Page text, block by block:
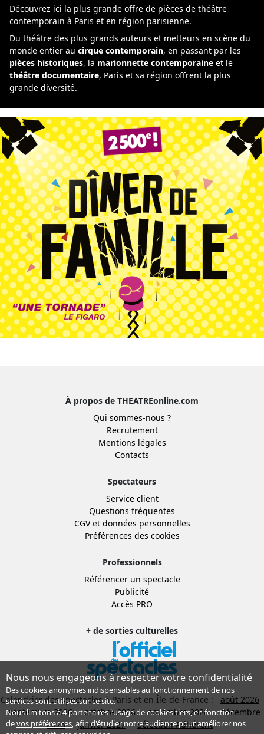
Découvrez ici la plus grande offre de pièces de théâtre
contemporain à Paris et en région parisienne.
Du théâtre des plus grands auteurs et metteurs en scène du
monde entier au cirque contemporain, en passant par les
pièces historiques, la marionnette contemporaine et le
théâtre documentaire, Paris et sa région offrent la plus
grande diversité.
À propos de THEATREonline.com
Qui sommes-nous ?
Recrutement
Mentions légales
Contacts
Spectateurs
Service client
Questions fréquentes
CGVet données personnelles
Préférences des cookies
Professionnels
Référencer un spectacle
Publicité
Accès PRO
+ de sorties culturelles
Calendrier des spectacles à Paris et en Île-de-France :
août 2026
septembre 2026
octobre 2026 novembre 2026
décembre
2026
janvier 2027 Sélection Adhérent
Nous nous engageons à respecter votre confidentialité
Des cookies anonymes indispensables au fonctionnement de nos
services sont utilisés sur ce site.
Nous limitons à4 partenairesl’usage de cookies tiers, en fonction
devos préférences, afin d'étudier notre audience pour améliorer nos